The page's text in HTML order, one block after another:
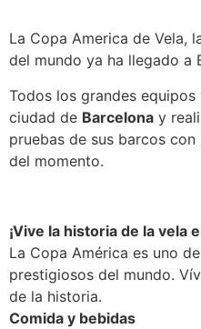
La Copa America de Vela,
del mundo ya ha llegado a
Todos los grandes
ciudad de Barcelona y
pruebas de sus barcos
del momento.
¡Vive la historia de la vela
La Copa América es uno
prestigiosos del mundo.
de la historia.
Comida y bebidas